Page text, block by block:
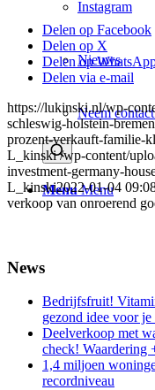
Instagram
Nieuws
Neem
Menu Menu
Delen op Facebook
Delen op X
Delen op
Delen via e-mail
https://lukinski.nl/wp-
schleswig-holstein-
prozent-verkauft-familie-
L_kinski /wp-content/
investment-germany-
L_kinski2022-01-04
verkoop van onroerend
News
Bedrijfsfruit!
gezond idee voor
Deelverkoop met
check! Waardering
1,4 miljoen
recordniveau